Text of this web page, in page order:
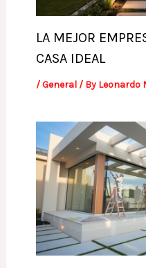
LA MEJOR
CASA IDEAL
/General/ By Leonardo